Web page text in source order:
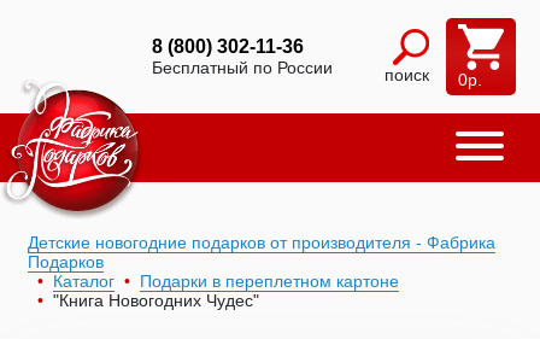
8 (800) 302-11-36
Бесплатный по России поиск 0р.
Детские новогодние подарков от производителя - Фабрика
Подарков
Каталог
Подарки в переплетном картоне
"Книга Новогодних Чудес"